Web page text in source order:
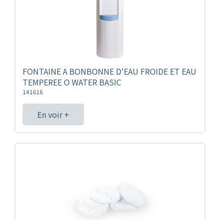
FONTAINE A BONBONNE D'EAU FROIDE ET EAU
TEMPEREE O WATER BASIC
141616
En voir +